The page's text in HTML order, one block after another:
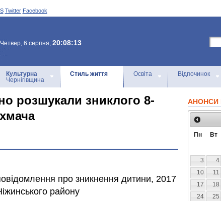
Twitter Facebook
Четвер, 6 серпня, 20:08:13
Культурна
Чернігівщина
Стиль життя Освіта Відпочинок
розшукали зниклого 8-
про зникнення дитини, 2017
району
АНОНСИ
Пн Вт
3
4
10
11
17
18
24
25